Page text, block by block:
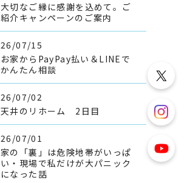
大切なご縁に感謝を込めて。ご
紹介キャンペーンのご案内
26/07/15
お家からPayPay払い＆LINEで
かんたん相談
26/07/02
天井のリホーム 2日目
26/07/01
家の「裏」は危険地帯がいっぱ
い・現場で私だけが大パニック
になった話